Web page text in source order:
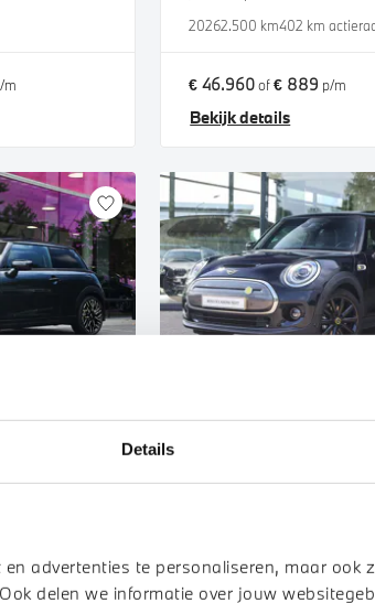
Details
advertenties te personaliseren, maar ook
delen we informatie over jouw
m
20262.500 km402 km
€ 46.960of€ 889 p/m
Bekijk details
Helmond
€ 16.950of€ 321p/m
Bekijk details